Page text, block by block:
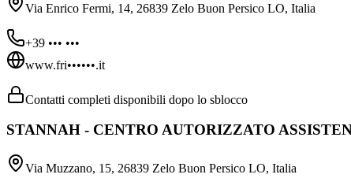
Via Enrico Fermi, 14, 26839 Zelo Buon Persico LO, Italia
+39 ••• •••
www.fri••••••.it
Contatti completi disponibili dopo lo sblocco
STANNAH - CENTRO AUTORIZZATO
Via Muzzano, 15, 26839 Zelo Buon Persico LO, Italia